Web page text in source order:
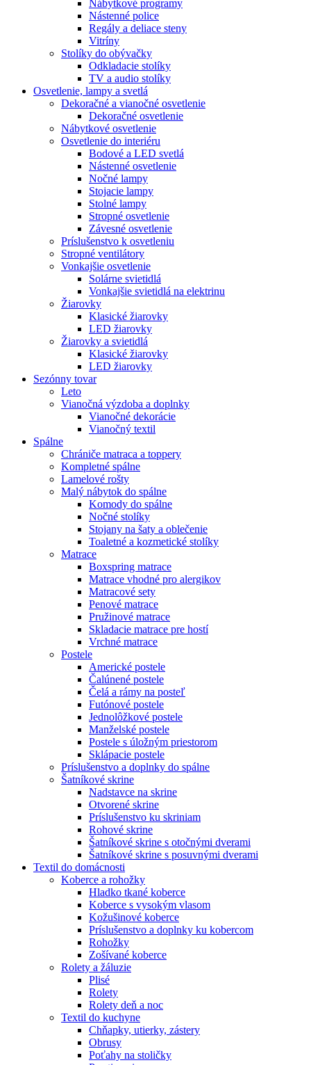
Nábytkové programy
Nástenné police
Regály a deliace steny
Vitríny
Stolíky do obývačky
Odkladacie stolíky
TV a audio stolíky
Osvetlenie, lampy a svetlá
Dekoračné a vianočné osvetlenie
Dekoračné osvetlenie
Nábytkové osvetlenie
Osvetlenie do interiéru
Bodové a LED svetlá
Nástenné osvetlenie
Nočné lampy
Stojacie lampy
Stolné lampy
Stropné osvetlenie
Závesné osvetlenie
Príslušenstvo k osvetleniu
Stropné ventilátory
Vonkajšie osvetlenie
Solárne svietidlá
Vonkajšie svietidlá na elektrinu
Žiarovky
Klasické žiarovky
LED žiarovky
Žiarovky a svietidlá
Klasické žiarovky
LED žiarovky
Sezónny tovar
Leto
Vianočná výzdoba a doplnky
Vianočné dekorácie
Vianočný textil
Spálne
Chrániče matraca a toppery
Kompletné spálne
Lamelové rošty
Malý nábytok do spálne
Komody do spálne
Nočné stolíky
Stojany na šaty a oblečenie
Toaletné a kozmetické stolíky
Matrace
Boxspring matrace
Matrace vhodné pro alergikov
Matracové sety
Penové matrace
Pružinové matrace
Skladacie matrace pre hostí
Vrchné matrace
Postele
Americké postele
Čalúnené postele
Čelá a rámy na posteľ
Futónové postele
Jednolôžkové postele
Manželské postele
Postele s úložným priestorom
Sklápacie postele
Príslušenstvo a doplnky do spálne
Šatníkové skrine
Nadstavce na skrine
Otvorené skrine
Príslušenstvo ku skriniam
Rohové skrine
Šatníkové skrine s otočnými dverami
Šatníkové skrine s posuvnými dverami
Textil do domácnosti
Koberce a rohožky
Hladko tkané koberce
Koberce s vysokým vlasom
Kožušinové koberce
Príslušenstvo a doplnky ku kobercom
Rohožky
Zošívané koberce
Rolety a žáluzie
Plisé
Rolety
Rolety deň a noc
Textil do kuchyne
Chňapky, utierky, zástery
Obrusy
Poťahy na stoličky